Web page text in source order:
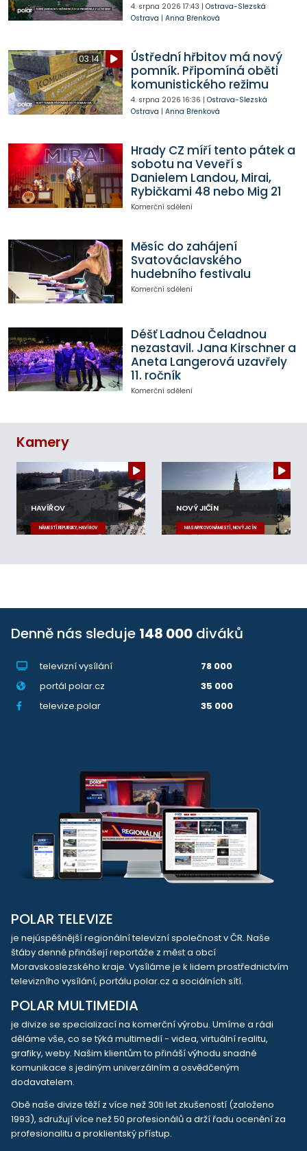
4. srpna 2026 17:43 | Ostrava-Slezská
Ostrava | Anna Břenková
03:14
Ústřední hřbitov má nový
pomník. Připomíná oběti
komunistického režimu
4. srpna 2026 16:36 | Ostrava-Slezská
Ostrava | Anna Břenková
Hrady CZ míří tento pátek a
sobotu na Veveří s
Danielem Landou, Mirai,
Rybičkami 48 nebo Mig 21
Komerční sdělení
Měsíc do zahájení
Svatováclavského
hudebního festivalu
Komerční sdělení
Déšť Ladnou Čeladnou
nezastavil. Jana Kirschner a
Aneta Langerová uzavřely
11. ročník
Komerční sdělení
Kamery
HAVÍŘOV
NÁMĚSTÍ REPUBLIKY, HAVÍŘOV
NOVÝ JIČÍN
MASARYKOVO NÁMĚSTÍ, NOVÝ JIČÍN
Denně nás sleduje 148 000 diváků
televizní vysílání
78 000
portál polar.cz
35 000
televize.polar
35 000
POLAR TELEVIZE
je nejúspěšnější regionální televizní společnost v ČR. Naše
štáby denně přinášejí reportáže z měst a obcí
Moravskoslezského kraje. Vysíláme je k lidem prostřednictvím
televizního vysílání, portálu polar.cz a sociálních sítí.
POLAR MULTIMEDIA
je divize se specializací na komerční výrobu. Umíme a rádi
děláme vše, co se týká multimedií - videa, virtuální realitu,
grafiky, weby. Našim klientům to přináší výhodu snadné
komunikace s jediným univerzálním a osvědčeným
dodavatelem.
Obě naše divize těží z více než 30ti let zkušeností (založeno
1993), sdružují více než 50 profesionálů a drží řadu ocenění za
profesionalitu a proklientský přístup.